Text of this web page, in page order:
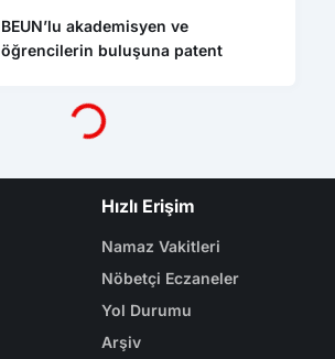
BEUN’lu akademisyen ve
öğrencilerin buluşuna patent
Yükleniyor...
Hızlı Erişim
Namaz Vakitleri
Nöbetçi Eczaneler
Yol Durumu
Arşiv